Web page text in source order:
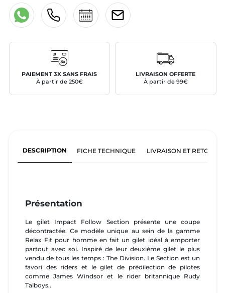
PAIEMENT 3X SANS FRAIS
À partir de 250€
LIVRAISON OFFERTE
À partir de 99€
DESCRIPTION FICHE TECHNIQUE LIVRAISON ET RETOURS
Présentation
Le gilet Impact Follow Section présente une coupe
décontractée. Ce modèle unique au sein de la gamme
Relax Fit pour homme en fait un gilet idéal à emporter
partout avec soi. Inspiré de leur deuxième gilet le plus
vendu de tous les temps : The Division. Le Section est un
favori des riders et le gilet de prédilection de pilotes
comme James Windsor et le rider britannique Rudy
Talboys..